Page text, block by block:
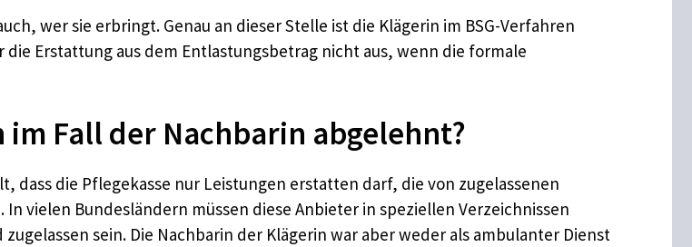
wer sie erbringt. Genau an dieser Stelle ist die Klägerin im BSG-Verfahren
Erstattung aus dem Entlastungsbetrag nicht aus, wenn die formale
im Fall der Nachbarin abgelehnt?
dass die Pflegekasse nur Leistungen erstatten darf, die von zugelassenen
vielen Bundesländern müssen diese Anbieter in speziellen Verzeichnissen
sein. Die Nachbarin der Klägerin war aber weder als ambulanter Dienst